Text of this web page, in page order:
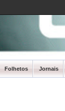
Folhetos Jornais